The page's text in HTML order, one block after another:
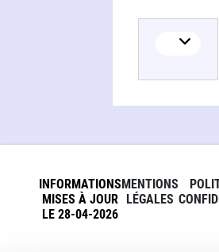
INFORMATIONS
MISES À JOUR
LE 28-04-2026
MENTIONS
LÉGALES